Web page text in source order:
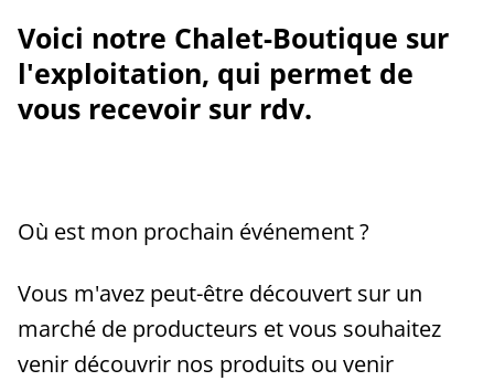
Voici notre Chalet-Boutique sur
l'exploitation, qui permet de
vous recevoir sur rdv.
Où est mon prochain événement ?
Vous m'avez peut-être découvert sur un
marché de producteurs et vous souhaitez
venir découvrir nos produits ou venir